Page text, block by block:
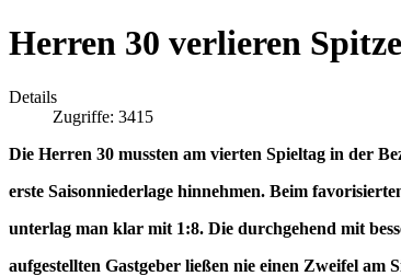
Herren 30 verlieren
Details
Zugriffe: 3415
Die Herren 30 mussten am vierten Spieltag in der
erste Saisonniederlage hinnehmen. Beim
unterlag man klar mit 1:8. Die durchgehend mit
aufgestellten Gastgeber ließen nie einen Zweifel am